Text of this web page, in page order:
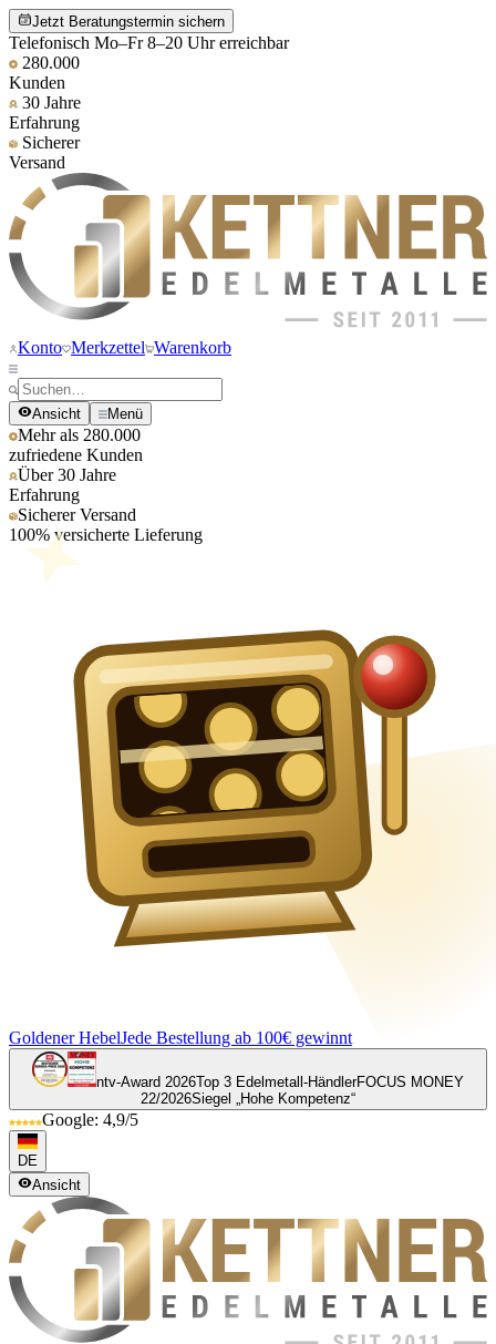
Jetzt Beratungstermin sichern
Telefonisch Mo–Fr 8–20 Uhr erreichbar
280.000
Kunden
30 Jahre
Erfahrung
Sicherer
Versand
Konto Merkzettel Warenkorb
Ansicht Menü
Mehr als 280.000
zufriedene Kunden
Über 30 Jahre
Erfahrung
Sicherer Versand
100% versicherte Lieferung
Goldener HebelJede Bestellung ab 100€ gewinnt
ntv-Award 2026Top 3 Edelmetall-HändlerFOCUS MONEY
22/2026Siegel „Hohe Kompetenz“
Google: 4,9/5
DE
Ansicht